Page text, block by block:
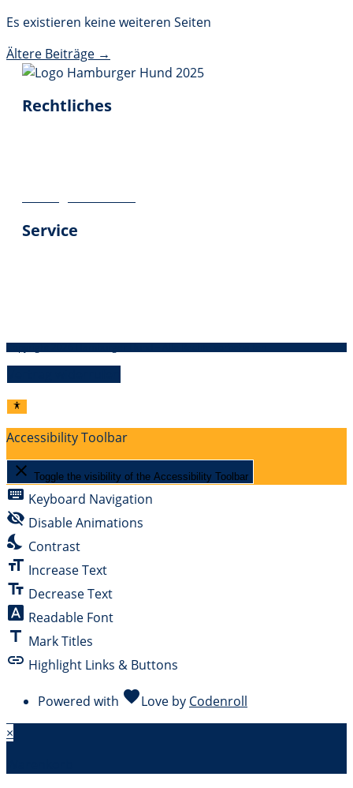
Es existieren keine weiteren Seiten
Ältere Beiträge →
Rechtliches
Service
Copyright 2026 Hamburger Hund – Alle Rechte vorbehalten
Accessibility Toolbar
close Toggle the visibility of the Accessibility Toolbar
keyboard Keyboard Navigation
visibility_off Disable Animations
nights_stay Contrast
format_size Increase Text
text_fields Decrease Text
font_download Readable Font
title Mark Titles
link Highlight Links & Buttons
Powered with favoriteLove by Codenroll
×